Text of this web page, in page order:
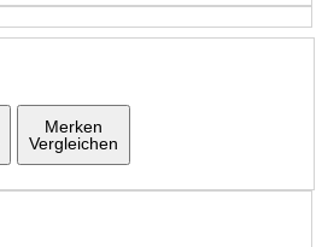
Merken
Vergleichen